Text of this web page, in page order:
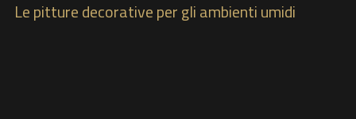
Le pitture decorative per gli ambienti umidi